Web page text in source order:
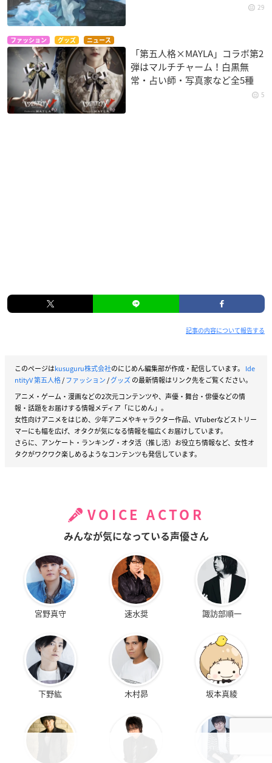
29
ファッション グッズ ニュース
「第五人格×MAYLA」コラボ第2
弾はマルチチャーム！白黒無
常・占い師・写真家など全5種
5
記事の内容について報告する
このページはkusuguru株式会社のにじめん編集部が作成・配信しています。 Ide
ntityV 第五人格/ファッション/グッズの最新情報はリンク先をご覧ください。
アニメ・ゲーム・漫画などの2次元コンテンツや、声優・舞台・俳優などの情
報・話題をお届けする情報メディア「にじめん」。
女性向けアニメをはじめ、少年アニメやキャラクター作品、VTuberなどストリー
マーにも幅を広げ、オタクが気になる情報を幅広くお届けしています。
さらに、アンケート・ランキング・オタ活（推し活）お役立ち情報など、女性オ
タクがワクワク楽しめるようなコンテンツも発信しています。
VOICE ACTOR
みんなが気になっている声優さん
宮野真守 速水奨 諏訪部順一
下野紘 木村昴 坂本真綾